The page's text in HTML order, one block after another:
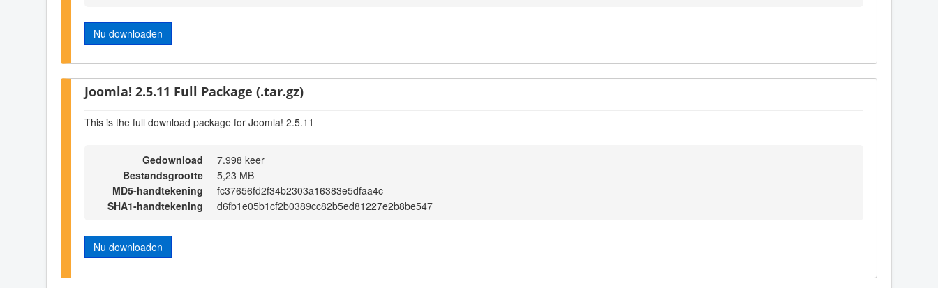
Nu downloaden
Joomla! 2.5.11 Full Package (.tar.gz)
This is the full download package for Joomla! 2.5.11
Gedownload
7.998 keer
Bestandsgrootte
5,23 MB
MD5-handtekening
fc37656fd2f34b2303a16383e5dfaa4c
SHA1-handtekening
d6fb1e05b1cf2b0389cc82b5ed81227e2b8be547
Nu downloaden